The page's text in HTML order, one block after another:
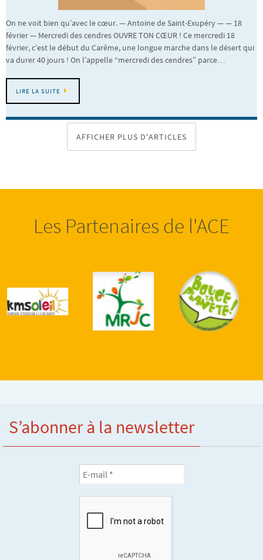
On ne voit bien qu’avec le cœur. — Antoine de Saint-Exupéry — — 18
février — Mercredi des cendres OUVRE TON CŒUR ! Ce mercredi 18
février, c’est le début du Carême, une longue marche dans le désert qui
va durer 40 jours ! On l’appelle “mercredi des cendres” parce…
LIRE LA SUITE
AFFICHER PLUS D'ARTICLES
Les Partenaires de l'ACE
S’abonner à la newsletter